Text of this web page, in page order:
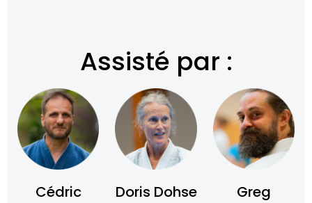
Assisté par :
Cédric
Doris Dohse
Greg